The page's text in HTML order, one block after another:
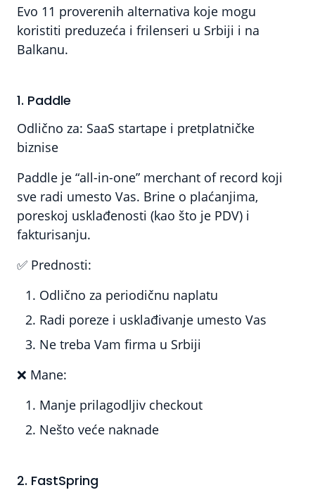
Evo 11 proverenih alternativa koje mogu
koristiti preduzeća i frilenseri u Srbiji i na
Balkanu.
1. Paddle
Odlično za: SaaS startape i pretplatničke
biznise
Paddle je “all-in-one” merchant of record koji
sve radi umesto Vas. Brine o plaćanjima,
poreskoj usklađenosti (kao što je PDV) i
fakturisanju.
✅ Prednosti:
Odlično za periodičnu naplatu
Radi poreze i usklađivanje umesto Vas
Ne treba Vam firma u Srbiji
❌ Mane:
Manje prilagodljiv checkout
Nešto veće naknade
2. FastSpring